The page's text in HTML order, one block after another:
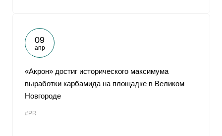
09
апр
«Акрон» достиг исторического максимума
выработки карбамида на площадке в Великом
Новгороде
#PR